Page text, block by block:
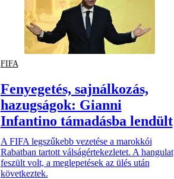
FIFA
Fenyegetés, sajnálkozás,
hazugságok: Gianni
Infantino támadásba lendült
A FIFA legszűkebb vezetése a marokkói
Rabatban tartott válságértekezletet. A hangulat
feszült volt, a meglepetések az ülés után
következtek.